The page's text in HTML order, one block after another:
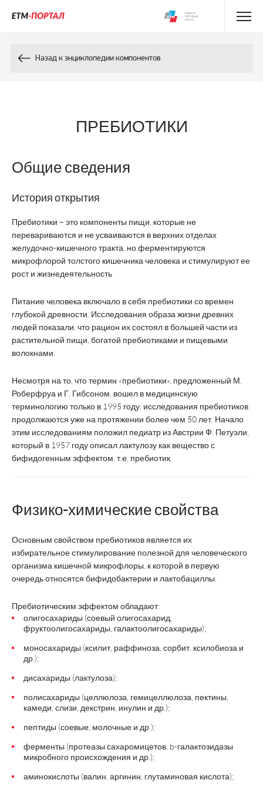
Назад к энциклопедии компонентов
ПРЕБИОТИКИ
Общие сведения
История открытия
Пребиотики – это компоненты пищи, которые не
перевариваются и не усваиваются в верхних отделах
желудочно-кишечного тракта, но ферментируются
микрофлорой толстого кишечника человека и стимулируют ее
рост и жизнедеятельность
Питание человека включало в себя пребиотики со времен
глубокой древности. Исследования образа жизни древних
людей показали, что рацион их состоял в большей части из
растительной пищи, богатой пребиотиками и пищевыми
волокнами.
Несмотря на то, что термин «пребиотики», предложенный М.
Роберфруа и Г. Гибсоном, вошел в медицинскую
терминологию только в 1995 году, исследования пребиотиков
продолжаются уже на протяжении более чем 50 лет. Начало
этим исследованиям положил педиатр из Австрии Ф. Петуэли,
который в 1957 году описал лактулозу как вещество с
бифидогенным эффектом, т.е. пребиотик.
Физико-химические свойства
Основным свойством пребиотиков является их
избирательное стимулирование полезной для человеческого
организма кишечной микрофлоры, к которой в первую
очередь относятся бифидобактерии и лактобациллы.
Пребиотическим эффектом обладают:
олигосахариды (соевый олигосахарид,
фруктоолигосахариды, галактоолигосахариды);
моносахариды (ксилит, раффиноза, сорбит, ксилобиоза и
др.);
дисахариды (лактулоза);
полисахариды (целлюлоза, гемицеллюлоза, пектины,
камеди, слизи, декстрин, инулин и др.);
пептиды (соевые, молочные и др.);
ферменты (протеазы сахаромицетов, b-галактозидазы
микробного происхождения и др.);
аминокислоты (валин, аргинин, глутаминовая кислота);